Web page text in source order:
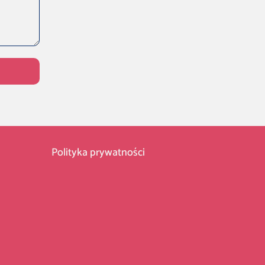
Polityka prywatności